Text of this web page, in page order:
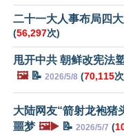
二十一大人事布局四
(56,297次)
甩开中共 朝鲜改宪法
🖼️📝 2026/5/8 (70,115
大陆网友“箭射龙袍猪
噩梦 🖼️▶️ 📝 2026/5/7 (